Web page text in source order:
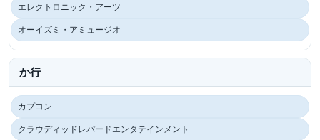
エレクトロニック・アーツ
オーイズミ・アミュージオ
か行
カプコン
クラウディッドレパードエンタテインメント